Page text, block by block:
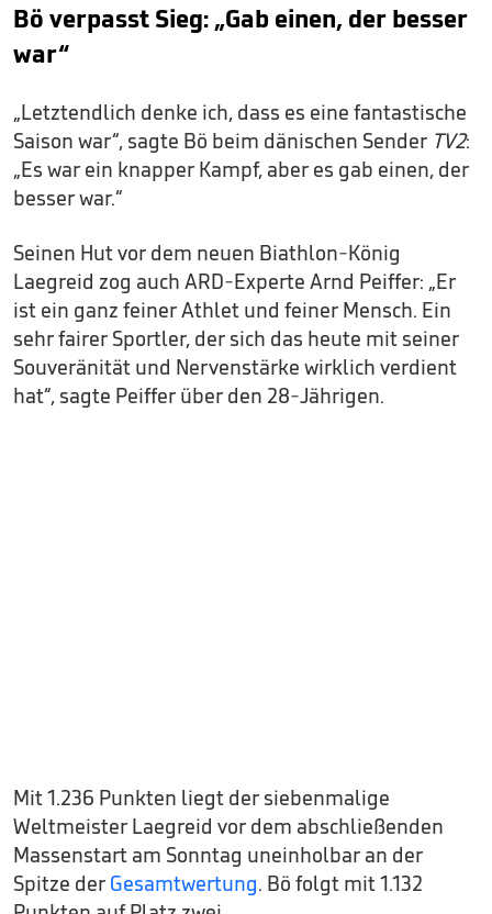
Bö verpasst Sieg: „Gab einen, der besser
war“
„Letztendlich denke ich, dass es eine fantastische
Saison war“, sagte Bö beim dänischen Sender TV2:
„Es war ein knapper Kampf, aber es gab einen, der
besser war.“
Seinen Hut vor dem neuen Biathlon-König
Laegreid zog auch ARD-Experte Arnd Peiffer: „Er
ist ein ganz feiner Athlet und feiner Mensch. Ein
sehr fairer Sportler, der sich das heute mit seiner
Souveränität und Nervenstärke wirklich verdient
hat“, sagte Peiffer über den 28-Jährigen.
Mit 1.236 Punkten liegt der siebenmalige
Weltmeister Laegreid vor dem abschließenden
Massenstart am Sonntag uneinholbar an der
Spitze der Gesamtwertung. Bö folgt mit 1.132